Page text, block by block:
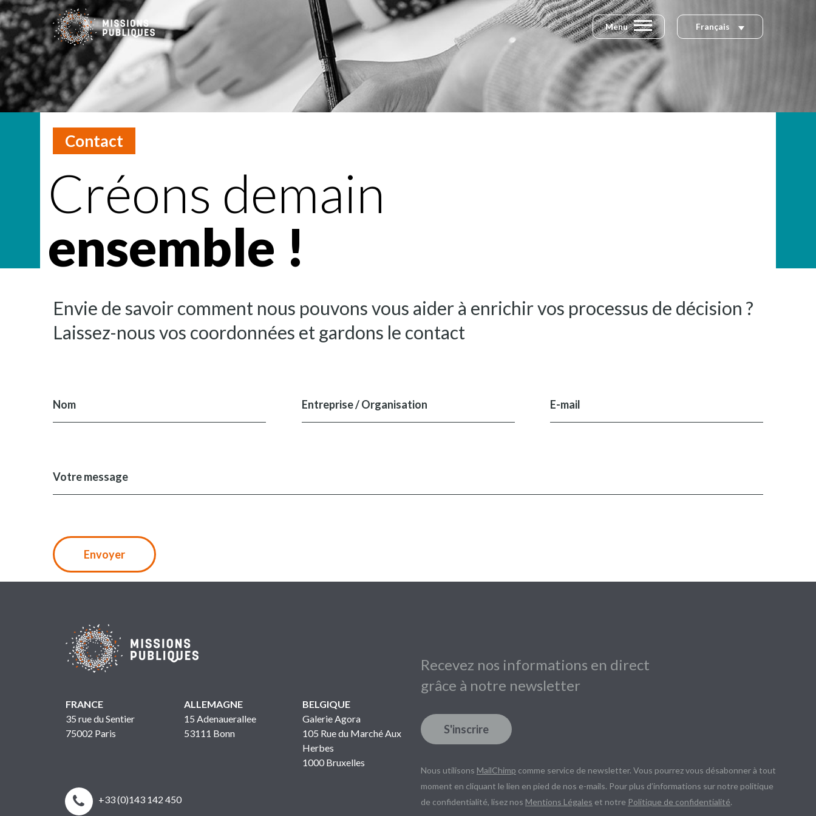
Menu Français
Contact
Créons demain
ensemble !
Envie de savoir comment nous pouvons vous aider à enrichir vos processus de décision ?
Laissez-nous vos coordonnées et gardons le contact
FRANCE
35 rue du Sentier
75002 Paris
ALLEMAGNE
15 Adenauerallee
53111 Bonn
BELGIQUE
Galerie Agora
105 Rue du Marché Aux
Herbes
1000 Bruxelles

 +33 (0)143 142 450
Recevez nos informations en direct
grâce à notre newsletter
S'inscrire
Nous utilisons MailChimp comme service de newsletter. Vous pourrez vous désabonner à tout
moment en cliquant le lien en pied de nos e-mails. Pour plus d’informations sur notre politique
de confidentialité, lisez nos Mentions Légales et notre Politique de confidentialité.